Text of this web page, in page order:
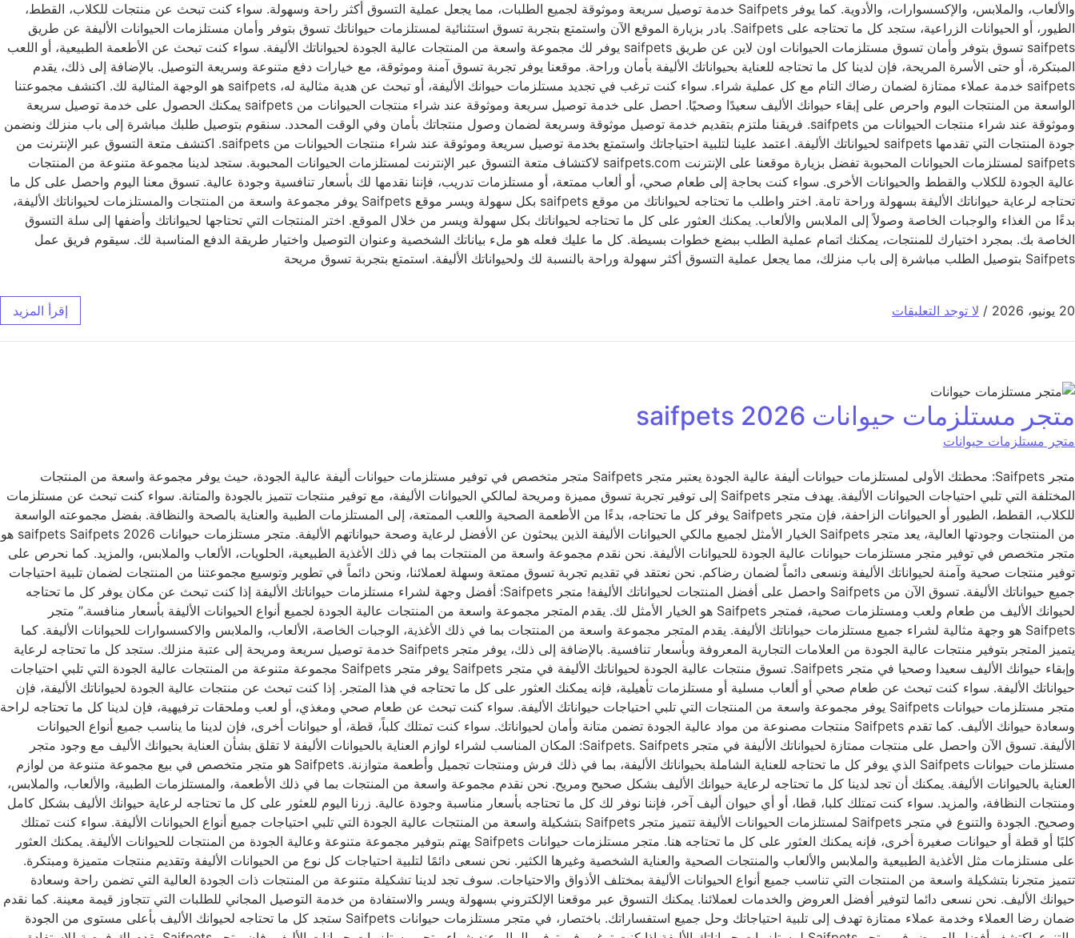
والألعاب، والملابس، والإكسسوارات، والأدوية. كما يوفر Saifpets خدمة توصيل سريعة وموثوقة لجميع الطلبات، مما يجعل عملية التسوق أكثر راحة وسهولة. سواء كنت تبحث عن منتجات للكلاب، القطط،
الطيور، أو الحيوانات الزراعية، ستجد كل ما تحتاجه على Saifpets. بادر بزيارة الموقع الآن واستمتع بتجربة تسوق استثنائية لمستلزمات حيواناتك تسوق بتوفر وأمان مستلزمات الحيوانات الأليفة عن طريق
saifpets تسوق بتوفر وأمان تسوق مستلزمات الحيوانات اون لاين عن طريق saifpets يوفر لك مجموعة واسعة من المنتجات عالية الجودة لحيواناتك الأليفة. سواء كنت تبحث عن الأطعمة الطبيعية، أو اللعب
المبتكرة، أو حتى الأسرة المريحة، فإن لدينا كل ما تحتاجه للعناية بحيواناتك الأليفة بأمان وراحة. موقعنا يوفر تجربة تسوق آمنة وموثوقة، مع خيارات دفع متنوعة وسريعة التوصيل. بالإضافة إلى ذلك، يقدم
saifpets خدمة عملاء ممتازة لضمان رضاك التام مع كل عملية شراء. سواء كنت ترغب في تجديد مستلزمات حيوانك الأليفة، أو تبحث عن هدية مثالية له، saifpets هو الوجهة المثالية لك. اكتشف مجموعتنا
الواسعة من المنتجات اليوم واحرص على إبقاء حيوانك الأليف سعيدًا وصحيًا. احصل على خدمة توصيل سريعة وموثوقة عند شراء منتجات الحيوانات من saifpets يمكنك الحصول على خدمة توصيل سريعة
وموثوقة عند شراء منتجات الحيوانات من saifpets. فريقنا ملتزم بتقديم خدمة توصيل موثوقة وسريعة لضمان وصول منتجاتك بأمان وفي الوقت المحدد. سنقوم بتوصيل طلبك مباشرة إلى باب منزلك ونضمن
جودة المنتجات التي تقدمها saifpets لحيواناتك الأليفة. اعتمد علينا لتلبية احتياجاتك واستمتع بخدمة توصيل سريعة وموثوقة عند شراء منتجات الحيوانات من saifpets. اكتشف متعة التسوق عبر الإنترنت من
saifpets لمستلزمات الحيوانات المحبوبة تفضل بزيارة موقعنا على الإنترنت saifpets.com لاكتشاف متعة التسوق عبر الإنترنت لمستلزمات الحيوانات المحبوبة. ستجد لدينا مجموعة متنوعة من المنتجات
عالية الجودة للكلاب والقطط والحيوانات الأخرى. سواء كنت بحاجة إلى طعام صحي، أو ألعاب ممتعة، أو مستلزمات تدريب، فإننا نقدمها لك بأسعار تنافسية وجودة عالية. تسوق معنا اليوم واحصل على كل ما
تحتاجه لرعاية حيواناتك الأليفة بسهولة وراحة تامة. اختر واطلب ما تحتاجه لحيواناتك من موقع saifpets بكل سهولة ويسر موقع Saifpets يوفر مجموعة واسعة من المنتجات والمستلزمات لحيواناتك الأليفة،
بدءًا من الغذاء والوجبات الخاصة وصولاً إلى الملابس والألعاب. يمكنك العثور على كل ما تحتاجه لحيواناتك بكل سهولة ويسر من خلال الموقع. اختر المنتجات التي تحتاجها لحيواناتك وأضفها إلى سلة التسوق
الخاصة بك. بمجرد اختيارك للمنتجات، يمكنك اتمام عملية الطلب ببضع خطوات بسيطة. كل ما عليك فعله هو ملء بياناتك الشخصية وعنوان التوصيل واختيار طريقة الدفع المناسبة لك. سيقوم فريق عمل
Saifpets بتوصيل الطلب مباشرة إلى باب منزلك، مما يجعل عملية التسوق أكثر سهولة وراحة بالنسبة لك ولحيواناتك الأليفة. استمتع بتجربة تسوق مريحة
20 يونيو، 2026 / لا توجد التعليقات إقرأ المزيد
متجر مستلزمات حيوانات 2026 saifpets
متجر مستلزمات حيوانات
متجر Saifpets: محطتك الأولى لمستلزمات حيوانات أليفة عالية الجودة يعتبر متجر Saifpets متجر متخصص في توفير مستلزمات حيوانات أليفة عالية الجودة، حيث يوفر مجموعة واسعة من المنتجات
المختلفة التي تلبي احتياجات الحيوانات الأليفة. يهدف متجر Saifpets إلى توفير تجربة تسوق مميزة ومريحة لمالكي الحيوانات الأليفة، مع توفير منتجات تتميز بالجودة والمتانة. سواء كنت تبحث عن مستلزمات
للكلاب، القطط، الطيور أو الحيوانات الزاحفة، فإن متجر Saifpets يوفر كل ما تحتاجه، بدءًا من الأطعمة الصحية واللعب الممتعة، إلى المستلزمات الطبية والعناية بالصحة والنظافة. بفضل مجموعته الواسعة
من المنتجات وجودتها العالية، يعد متجر Saifpets الخيار الأمثل لجميع مالكي الحيوانات الأليفة الذين يبحثون عن الأفضل لرعاية وصحة حيواناتهم الأليفة. متجر مستلزمات حيوانات 2026 saifpets Saifpets هو
متجر متخصص في توفير متجر مستلزمات حيوانات عالية الجودة للحيوانات الأليفة. نحن نقدم مجموعة واسعة من المنتجات بما في ذلك الأغذية الطبيعية، الحلويات، الألعاب والملابس، والمزيد. كما نحرص على
توفير منتجات صحية وآمنة لحيواناتك الأليفة ونسعى دائماً لضمان رضاكم. نحن نعتقد في تقديم تجربة تسوق ممتعة وسهلة لعملائنا، ونحن دائماً في تطوير وتوسيع مجموعتنا من المنتجات لضمان تلبية احتياجات
جميع حيواناتك الأليفة. تسوق الآن من Saifpets واحصل على أفضل المنتجات لحيواناتك الأليفة! متجر Saifpets: أفضل وجهة لشراء مستلزمات حيواناتك الأليفة إذا كنت تبحث عن مكان يوفر كل ما تحتاجه
لحيوانك الأليف من طعام ولعب ومستلزمات صحية، فمتجر Saifpets هو الخيار الأمثل لك. يقدم المتجر مجموعة واسعة من المنتجات عالية الجودة لجميع أنواع الحيوانات الأليفة بأسعار منافسة.” متجر
Saifpets هو وجهة مثالية لشراء جميع مستلزمات حيواناتك الأليفة. يقدم المتجر مجموعة واسعة من المنتجات بما في ذلك الأغذية، الوجبات الخاصة، الألعاب، والملابس والاكسسوارات للحيوانات الأليفة. كما
يتميز المتجر بتوفير منتجات عالية الجودة من العلامات التجارية المعروفة وبأسعار تنافسية. بالإضافة إلى ذلك، يوفر متجر Saifpets خدمة توصيل سريعة ومريحة إلى عتبة منزلك. ستجد كل ما تحتاجه لرعاية
وإبقاء حيوانك الأليف سعيدا وصحيا في متجر Saifpets. تسوق منتجات عالية الجودة لحيواناتك الأليفة في متجر Saifpets يوفر متجر Saifpets مجموعة متنوعة من المنتجات عالية الجودة التي تلبي احتياجات
حيواناتك الأليفة. سواء كنت تبحث عن طعام صحي أو ألعاب مسلية أو مستلزمات تأهيلية، فإنه يمكنك العثور على كل ما تحتاجه في هذا المتجر. إذا كنت تبحث عن منتجات عالية الجودة لحيواناتك الأليفة، فإن
متجر مستلزمات حيوانات Saifpets يوفر مجموعة واسعة من المنتجات التي تلبي احتياجات حيواناتك الأليفة. سواء كنت تبحث عن طعام صحي ومغذي، أو لعب وملحقات ترفيهية، فإن لدينا كل ما تحتاجه لراحة
وسعادة حيوانك الأليف. كما تقدم Saifpets منتجات مصنوعة من مواد عالية الجودة تضمن متانة وأمان لحيواناتك. سواء كنت تمتلك كلباً، قطة، أو حيوانات أخرى، فإن لدينا ما يناسب جميع أنواع الحيوانات
الأليفة. تسوق الآن واحصل على منتجات ممتازة لحيواناتك الأليفة في متجر Saifpets. Saifpets: المكان المناسب لشراء لوازم العناية بالحيوانات الأليفة لا تقلق بشأن العناية بحيوانك الأليف مع وجود متجر
مستلزمات حيوانات Saifpets الذي يوفر كل ما تحتاجه للعناية الشاملة بحيواناتك الأليفة، بما في ذلك فرش ومنتجات تجميل وأطعمة متوازنة. Saifpets هو متجر متخصص في بيع مجموعة متنوعة من لوازم
العناية بالحيوانات الأليفة. يمكنك أن تجد لدينا كل ما تحتاجه لرعاية حيوانك الأليف بشكل صحيح ومريح. نحن نقدم مجموعة واسعة من المنتجات بما في ذلك الأطعمة، والمستلزمات الطبية، والألعاب، والملابس،
ومنتجات النظافة، والمزيد. سواء كنت تمتلك كلبا، قطا، أو أي حيوان أليف آخر، فإننا نوفر لك كل ما تحتاجه بأسعار مناسبة وجودة عالية. زرنا اليوم للعثور على كل ما تحتاجه لرعاية حيوانك الأليف بشكل كامل
وصحيح. الجودة والتنوع في متجر Saifpets لمستلزمات الحيوانات الأليفة تتميز متجر Saifpets بتشكيلة واسعة من المنتجات عالية الجودة التي تلبي احتياجات جميع أنواع الحيوانات الأليفة. سواء كنت تمتلك
كلبًا أو قطة أو حيوانات صغيرة أخرى، فإنه يمكنك العثور على كل ما تحتاجه هنا. متجر مستلزمات حيوانات Saifpets يهتم بتوفير مجموعة متنوعة وعالية الجودة من المنتجات للحيوانات الأليفة. يمكنك العثور
على مستلزمات مثل الأغذية الطبيعية والملابس والألعاب والمنتجات الصحية والعناية الشخصية وغيرها الكثير. نحن نسعى دائمًا لتلبية احتياجات كل نوع من الحيوانات الأليفة وتقديم منتجات متميزة ومبتكرة.
تتميز متجرنا بتشكيلة واسعة من المنتجات التي تناسب جميع أنواع الحيوانات الأليفة بمختلف الأذواق والاحتياجات. سوف تجد لدينا تشكيلة متنوعة من المنتجات ذات الجودة العالية التي تضمن راحة وسعادة
حيوانك الأليف. نحن نسعى دائما لتوفير أفضل العروض والخدمات لعملائنا. يمكنك التسوق عبر موقعنا الإلكتروني بسهولة ويسر والاستفادة من خدمة التوصيل المجاني للطلبات التي تتجاوز قيمة معينة. كما نقدم
ضمان رضا العملاء وخدمة عملاء ممتازة تهدف إلى تلبية احتياجاتك وحل جميع استفساراتك. باختصار، في متجر مستلزمات حيوانات Saifpets ستجد كل ما تحتاجه لحيوانك الأليف بأعلى مستوى من الجودة